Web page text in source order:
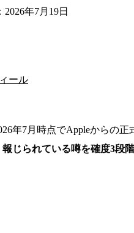
年7月19日
ール
年7月時点でAppleからの
報じられている噂を確度3段